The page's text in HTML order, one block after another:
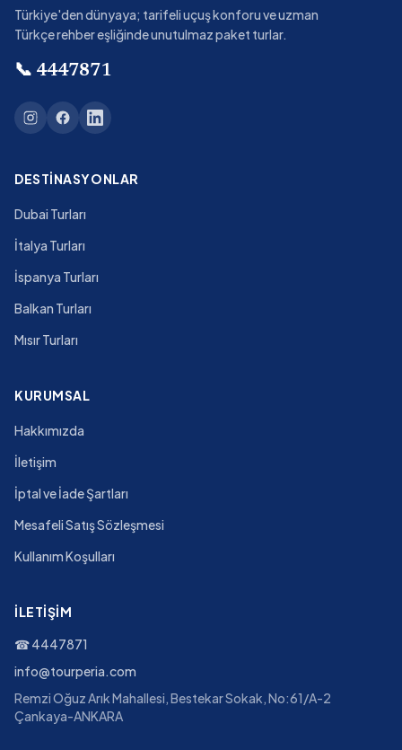
Türkiye'den dünyaya; tarifeli uçuş konforu ve uzman
Türkçe rehber eşliğinde unutulmaz paket turlar.
📞 4447871
DESTINASYONLAR
Dubai Turları
İtalya Turları
İspanya Turları
Balkan Turları
Mısır Turları
KURUMSAL
Hakkımızda
İletişim
İptal ve İade Şartları
Mesafeli Satış Sözleşmesi
Kullanım Koşulları
İLETIŞIM
☎4447871
info@tourperia.com
Remzi Oğuz Arık Mahallesi, Bestekar Sokak, No:61/A-2
Çankaya-ANKARA